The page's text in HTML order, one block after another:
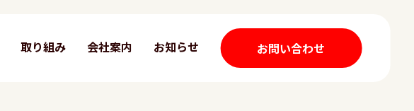
取り組み 会社案内 お知らせ お問い合わせ